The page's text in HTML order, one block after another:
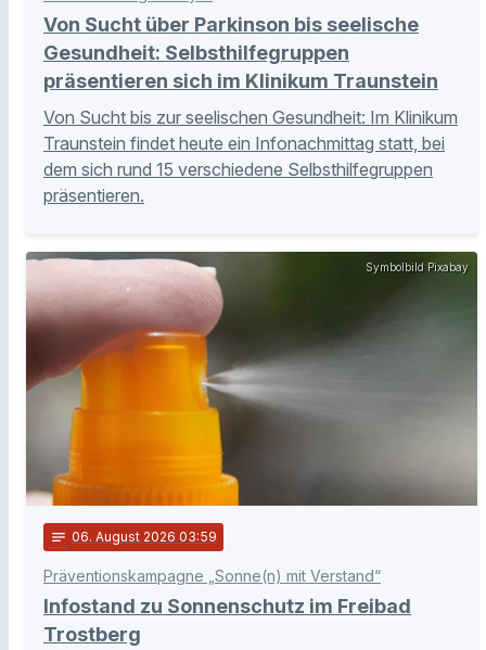
Von Sucht über Parkinson bis seelische
Gesundheit: Selbsthilfegruppen
präsentieren sich im Klinikum Traunstein
Von Sucht bis zur seelischen Gesundheit: Im Klinikum
Traunstein findet heute ein Infonachmittag statt, bei
dem sich rund 15 verschiedene Selbsthilfegruppen
präsentieren.
Symbolbild Pixabay
notes 06. August 2026 03:59
Präventionskampagne „Sonne(n) mit Verstand“
Infostand zu Sonnenschutz im Freibad
Trostberg